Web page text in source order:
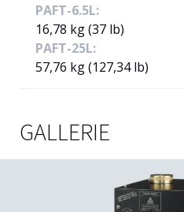
PAFT-6.5L:
16,78 kg (37 lb)
PAFT-25L:
57,76 kg (127,34 lb)
GALLERIE